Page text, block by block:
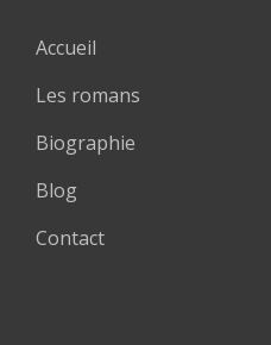
Accueil
Les romans
Biographie
Blog
Contact